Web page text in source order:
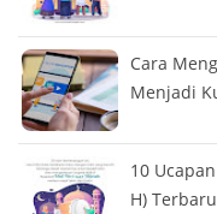
Cara
Menjadi
10
H)